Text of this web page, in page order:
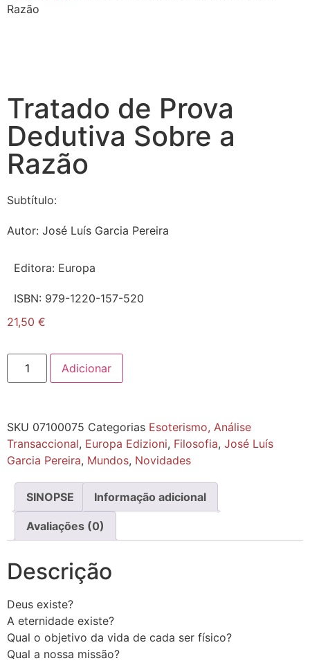
Razão
Tratado de Prova
Dedutiva Sobre a
Razão
Subtítulo:
Autor: José Luís Garcia Pereira
Editora: Europa
ISBN: 979-1220-157-520
21,50 €
Adicionar
SKU 07100075 Categorias Esoterismo, Análise
Transaccional, Europa Edizioni, Filosofia, José Luís
Garcia Pereira, Mundos, Novidades
SINOPSE Informação adicional
Avaliações (0)
Descrição
Deus existe?
A eternidade existe?
Qual o objetivo da vida de cada ser físico?
Qual a nossa missão?